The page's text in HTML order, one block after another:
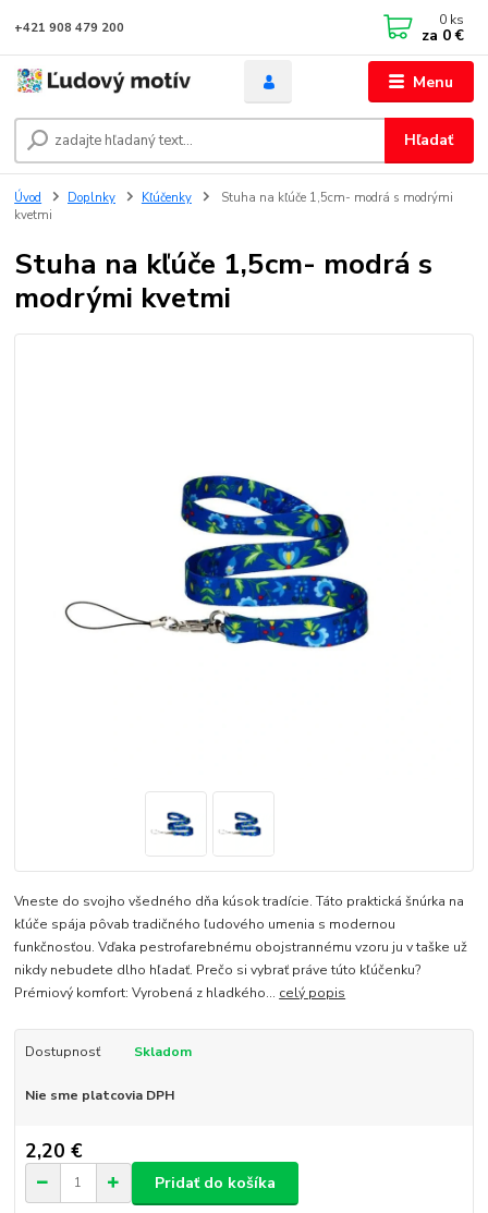
Menu
Hľadať
+421 908 479 200 0 ks
za 0 €
Úvod Doplnky Kľúčenky
Stuha na kľúče 1,5cm- modrá s modrými
kvetmi
Stuha na kľúče 1,5cm- modrá s
modrými kvetmi
Vneste do svojho všedného dňa kúsok tradície. Táto praktická šnúrka na
kľúče spája pôvab tradičného ľudového umenia s modernou
funkčnosťou. Vďaka pestrofarebnému obojstrannému vzoru ju v taške už
nikdy nebudete dlho hľadať. Prečo si vybrať práve túto kľúčenku?
Prémiový komfort: Vyrobená z hladkého... celý popis
Dostupnosť Skladom
Nie sme platcovia DPH
2,20 €
Pridať do košíka